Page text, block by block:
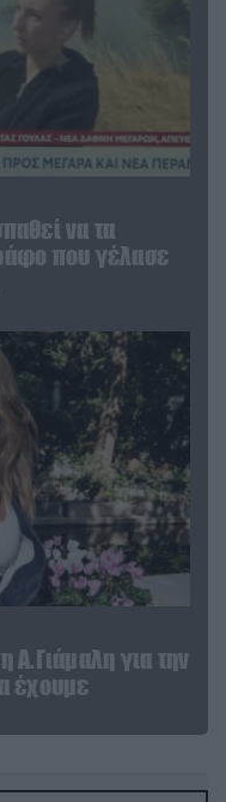
να τα
που γέλασε
Α.Γιάμαλη για την
έχουμε